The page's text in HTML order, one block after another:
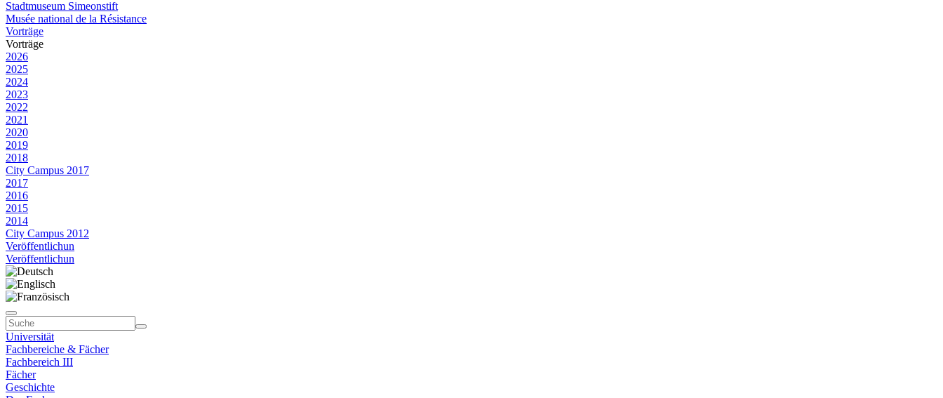
Stadtmuseum Simeonstift
Musée national de la Résistance
Vorträge
Vorträge
2026
2025
2024
2023
2022
2021
2020
2019
2018
City Campus 2017
2017
2016
2015
2014
City Campus 2012
Veröffentlichun
Veröffentlichun
Universität
Fachbereiche & Fächer
Fachbereich III
Fächer
Geschichte